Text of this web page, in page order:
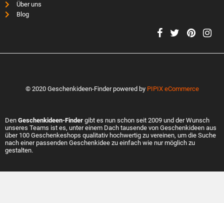
Über uns
Blog
© 2020 Geschenkideen-Finder powered by PIPIX eCommerce
Den Geschenkideen-Finder gibt es nun schon seit 2009 und der Wunsch
unseres Teams ist es, unter einem Dach tausende von Geschenkideen aus
über 100 Geschenkeshops qualitativ hochwertig zu vereinen, um die Suche
nach einer passenden Geschenkidee zu einfach wie nur möglich zu
gestalten.